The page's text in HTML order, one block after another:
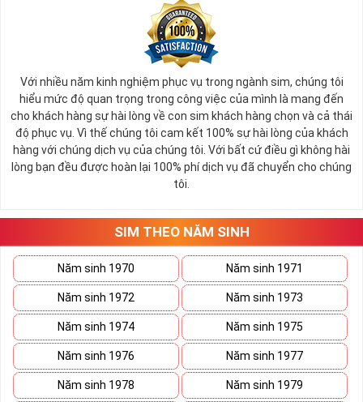
Với nhiều năm kinh nghiệm phục vụ trong ngành sim, chúng tôi
hiểu mức độ quan trọng trong công việc của mình là mang đến
cho khách hàng sự hài lòng về con sim khách hàng chọn và cả thái
độ phục vụ. Vì thế chúng tôi cam kết 100% sự hài lòng của khách
hàng với chúng dịch vụ của chúng tôi. Với bất cứ điều gì không hài
lòng bạn đều được hoàn lại 100% phí dịch vụ đã chuyển cho chúng
tôi.
SIM THEO NĂM SINH
Năm sinh 1970 Năm sinh 1971
Năm sinh 1972 Năm sinh 1973
Năm sinh 1974 Năm sinh 1975
Năm sinh 1976 Năm sinh 1977
Năm sinh 1978 Năm sinh 1979